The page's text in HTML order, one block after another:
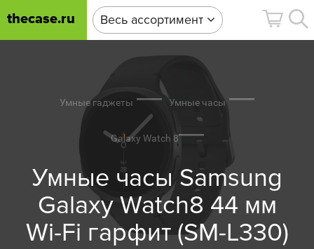
thecase.ru Весь ассортимент
Умные гаджеты Умные часы
Galaxy Watch 8
Умные часы Samsung
Galaxy Watch8 44 мм
Wi-Fi гарфит (SM-L330)